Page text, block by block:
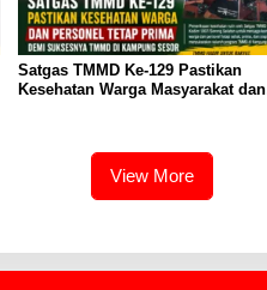
Satgas TMMD Ke-129 Pastikan
Kesehatan Warga Masyarakat dan
View More